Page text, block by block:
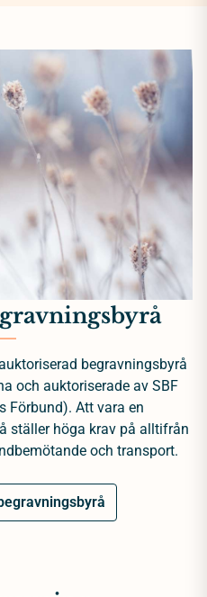
begravningsbyrå
och auktoriserade av SBF
Förbund). Att vara en
ställer höga krav på alltifrån
och transport.